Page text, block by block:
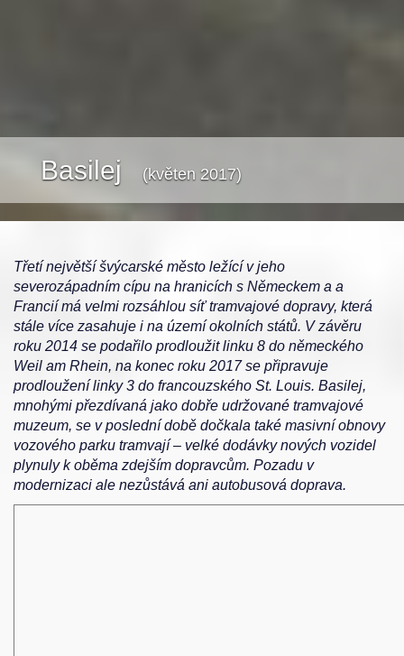
Basilej (květen 2017)
Třetí největší švýcarské město ležící v jeho
severozápadním cípu na hranicích s Německem a a
Francií má velmi rozsáhlou síť tramvajové dopravy, která
stále více zasahuje i na území okolních států. V závěru
roku 2014 se podařilo prodloužit linku 8 do německého
Weil am Rhein, na konec roku 2017 se připravuje
prodloužení linky 3 do francouzského St. Louis. Basilej,
mnohými přezdívaná jako dobře udržované tramvajové
muzeum, se v poslední době dočkala také masivní obnovy
vozového parku tramvají – velké dodávky nových vozidel
plynuly k oběma zdejším dopravcům. Pozadu v
modernizaci ale nezůstává ani autobusová doprava.